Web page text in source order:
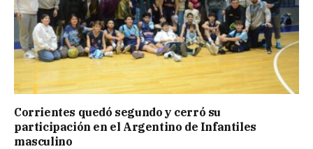
Corrientes quedó segundo y cerró su
participación en el Argentino de Infantiles
masculino